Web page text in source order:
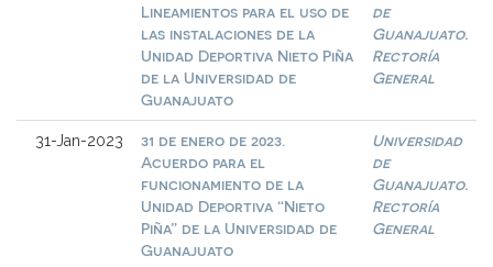
Lineamientos para el uso de
las instalaciones de la
Unidad Deportiva Nieto Piña
de la Universidad de
Guanajuato
de
Guanajuato.
Rectoría
General
31-Jan-2023
31 de enero de 2023.
Acuerdo para el
funcionamiento de la
Unidad Deportiva “Nieto
Piña” de la Universidad de
Guanajuato
Universidad
de
Guanajuato.
Rectoría
General